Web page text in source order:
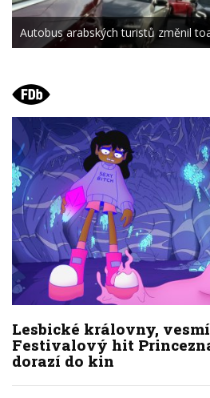
Autobus arabských turistů změnil
Lesbické královny,
Festivalový hit
dorazí do kin